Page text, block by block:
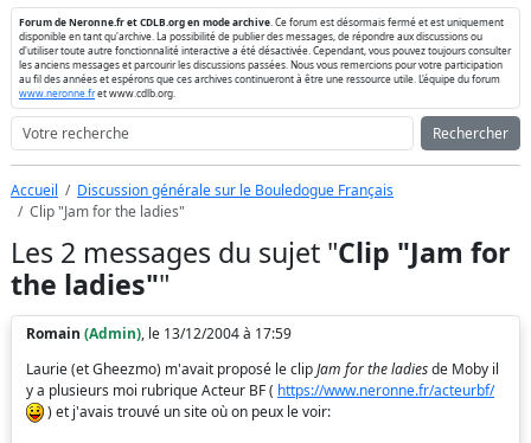
Forum de Neronne.fr et CDLB.org en mode archive . Ce forum est désormais fermé et est uniquement
disponible en tant qu'archive. La possibilité de publier des messages, de répondre aux discussions ou
d'utiliser toute autre fonctionnalité interactive a été désactivée. Cependant, vous pouvez toujours consulter
les anciens messages et parcourir les discussions passées. Nous vous remercions pour votre participation
au fil des années et espérons que ces archives continueront à être une ressource utile. L'équipe du forum
www.neronne.fret www.cdlb.org.
Rechercher
Accueil
Discussion générale sur le Bouledogue Français
Clip "Jam for the ladies"
Les 2 messages du sujet "Clip "Jam for
the ladies""
Romain (Admin), le 13/12/2004 à 17:59
Laurie (et Gheezmo) m'avait proposé le clipJam for the ladiesde Moby il
y a plusieurs moi rubrique Acteur BF ( https://www.neronne.fr/acteurbf/
) et j'avais trouvé un site où on peux le voir: